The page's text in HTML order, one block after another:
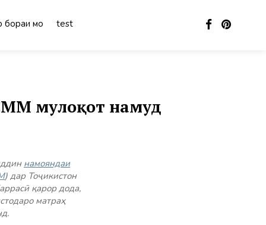
бораи мо test
мулоқот намуд
намояндаи
) дар Тоҷикистон
қарор дода,
матраҳ